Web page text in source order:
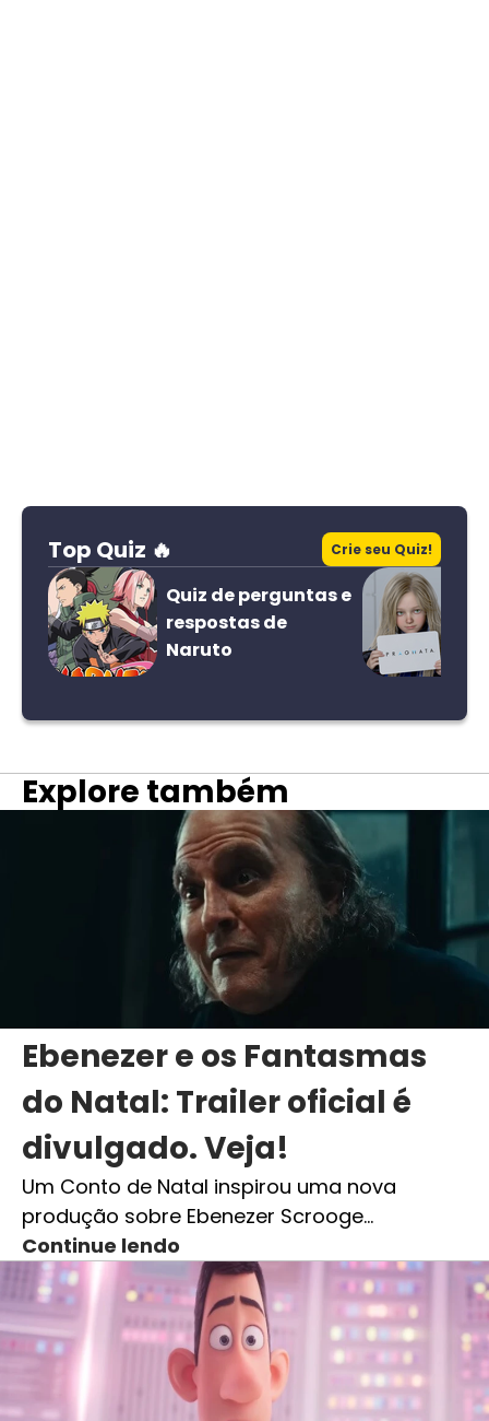
Top Quiz 🔥 Crie seu Quiz!
Quiz de perguntas e
respostas de
Naruto
Explore também
Ebenezer e os Fantasmas
do Natal: Trailer oficial é
divulgado. Veja!
Um Conto de Natal inspirou uma nova
produção sobre Ebenezer Scrooge…
Continue lendo